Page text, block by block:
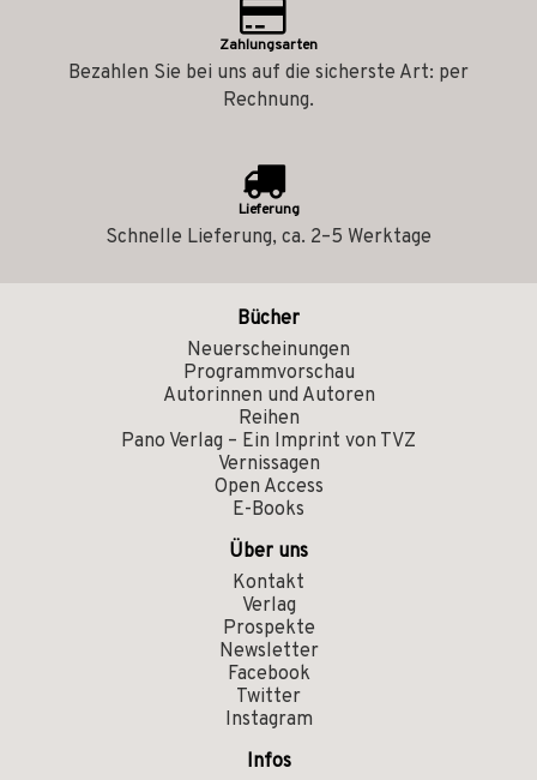
Zahlungsarten
Bezahlen Sie bei uns auf die sicherste Art: per
Rechnung.
Lieferung
Schnelle Lieferung, ca. 2–5 Werktage
Bücher
Neuerscheinungen
Programmvorschau
Autorinnen und Autoren
Reihen
Pano Verlag – Ein Imprint von TVZ
Vernissagen
Open Access
E-Books
Über uns
Kontakt
Verlag
Prospekte
Newsletter
Facebook
Twitter
Instagram
Infos